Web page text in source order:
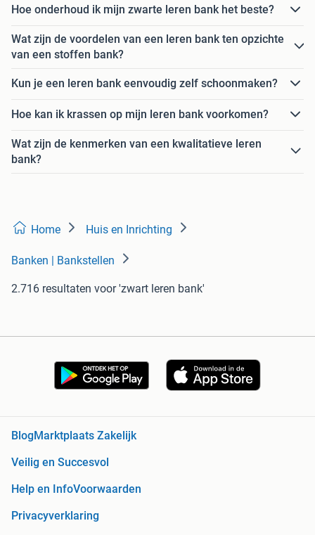
Hoe onderhoud ik mijn zwarte leren bank het beste?
Wat zijn de voordelen van een leren bank ten opzichte
van een stoffen bank?
Kun je een leren bank eenvoudig zelf schoonmaken?
Hoe kan ik krassen op mijn leren bank voorkomen?
Wat zijn de kenmerken van een kwalitatieve leren
bank?
Home Huis en Inrichting
Banken | Bankstellen
2.716 resultaten voor 'zwart leren bank'
BlogMarktplaats Zakelijk
Veilig en Succesvol
Help en InfoVoorwaarden
Privacyverklaring